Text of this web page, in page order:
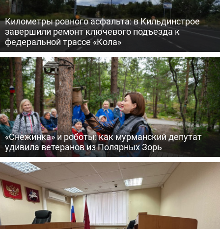
Километры ровного асфальта: в Кильдинстрое
завершили ремонт ключевого подъезда к
федеральной трассе «Кола»
«Снежинка» и роботы: как мурманский депутат
удивила ветеранов из Полярных Зорь